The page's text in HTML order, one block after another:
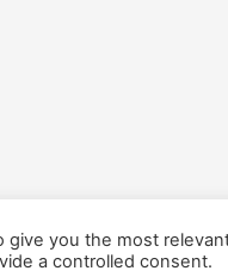
you the most
a controlled consent.